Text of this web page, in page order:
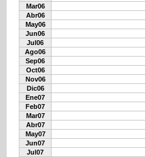
Mar06
Abr06
May06
Jun06
Jul06
Ago06
Sep06
Oct06
Nov06
Dic06
Ene07
Feb07
Mar07
Abr07
May07
Jun07
Jul07